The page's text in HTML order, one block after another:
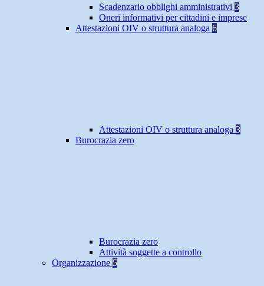
Scadenzario obblighi amministrativi 3
Oneri informativi per cittadini e imprese
Attestazioni OIV o struttura analoga 6
Attestazioni OIV o struttura analoga 3
Burocrazia zero
Burocrazia zero
Attività soggette a controllo
Organizzazione 5